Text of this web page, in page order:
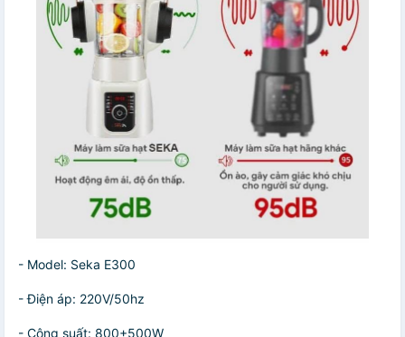
- Model: Seka E300
- Điện áp: 220V/50hz
- Công suất: 800+500W